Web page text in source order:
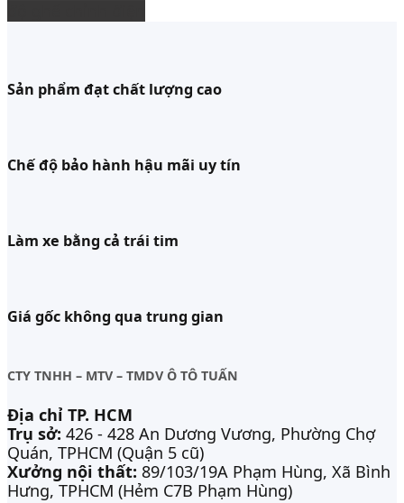
Sản phẩm đạt chất lượng cao
Chế độ bảo hành hậu mãi uy tín
Làm xe bằng cả trái tim
Giá gốc không qua trung gian
CTY TNHH – MTV – TMDV Ô TÔ TUẤN
Địa chỉ TP. HCM
Trụ sở: 426 - 428 An Dương Vương, Phường Chợ
Quán, TPHCM (Quận 5 cũ)
Xưởng nội thất: 89/103/19A Phạm Hùng, Xã Bình
Hưng, TPHCM (Hẻm C7B Phạm Hùng)